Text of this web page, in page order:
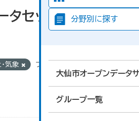
分野別に探す
大仙市オープンデータ
グループ一覧
タセットが見つか
気象 フォーマット: